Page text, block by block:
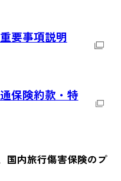
要事項説明
保険約款・特
国内旅行傷害保険のプ